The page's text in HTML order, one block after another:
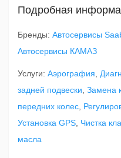
Подробная
Бренды: Автосервисы
Автосервисы КАМАЗ
Услуги: Аэрография
задней подвески Замена
передних колес
Установка GPS Чистка
масла